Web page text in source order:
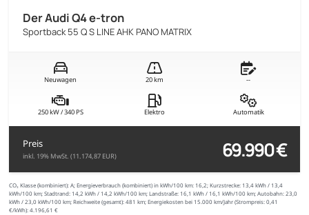
Der Audi Q4 e-tron
Sportback 55 Q S LINE AHK PANO MATRIX
Neuwagen 20 km --
250 kW / 340 PS Elektro Automatik
Preis
inkl. 19% MwSt. (11.174,87 EUR) 69.990 €
CO₂ Klasse (kombiniert): A; Energieverbrauch (kombiniert) in kWh/100 km: 16,2; Kurzstrecke: 13,4 kWh / 13,4
kWh/100 km; Stadtrand: 14,2 kWh / 14,2 kWh/100 km; Landstraße: 16,1 kWh / 16,1 kWh/100 km; Autobahn: 23,0
kWh / 23,0 kWh/100 km; Reichweite (gesamt): 481 km; Energiekosten bei 15.000 km/Jahr (Strompreis: 0,41
€/kWh): 4.196,61 €